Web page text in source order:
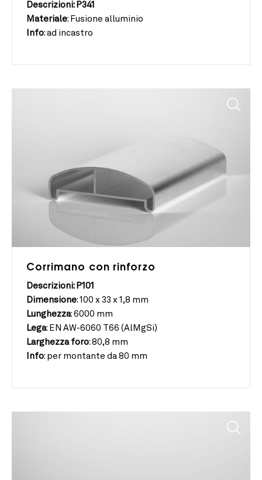
Descrizioni: P341
Materiale: Fusione alluminio
Info: ad incastro
Corrimano con rinforzo
Descrizioni: P101
Dimensione: 100 x 33 x 1,8 mm
Lunghezza: 6000 mm
Lega: EN AW-6060 T66 (AlMgSi)
Larghezza foro: 80,8 mm
Info: per montante da 80 mm